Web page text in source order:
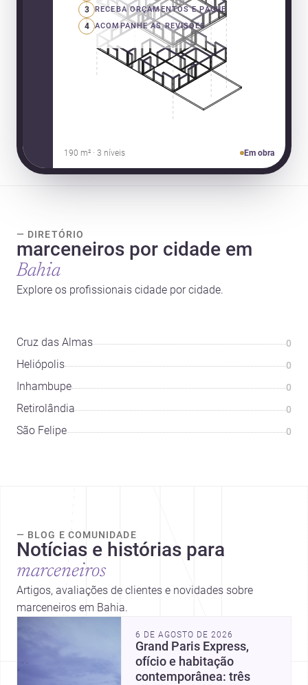
3 RECEBA ORÇAMENTOS E PAGUE
4 ACOMPANHE AS REVISÕES
190 m² · 3 níveis Em obra
— DIRETÓRIO
marceneiros por cidade em
Bahia
Explore os profissionais cidade por cidade.
Cruz das Almas 0
Heliópolis 0
Inhambupe 0
Retirolândia 0
São Felipe 0
— BLOG E COMUNIDADE
Notícias e histórias para
marceneiros
Artigos, avaliações de clientes e novidades sobre
marceneiros em Bahia.
6 DE AGOSTO DE 2026
Grand Paris Express,
ofício e habitação
contemporânea: três